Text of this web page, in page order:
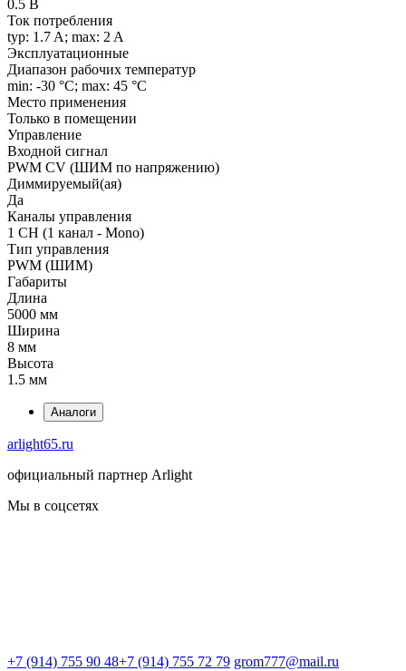
0.5 В
Ток потребления
typ: 1.7 A; max: 2 A
Эксплуатационные
Диапазон рабочих температур
min: -30 °C; max: 45 °C
Место применения
Только в помещении
Управление
Входной сигнал
PWM СV (ШИМ по напряжению)
Диммируемый(ая)
Да
Каналы управления
1 CH (1 канал - Mono)
Тип управления
PWM (ШИМ)
Габариты
Длина
5000 мм
Ширина
8 мм
Высота
1.5 мм
Аналоги
arlight65.ru
официальный партнер Arlight
Мы в соцсетях
+7 (914) 755 90 48+7 (914) 755 72 79 grom777@mail.ru